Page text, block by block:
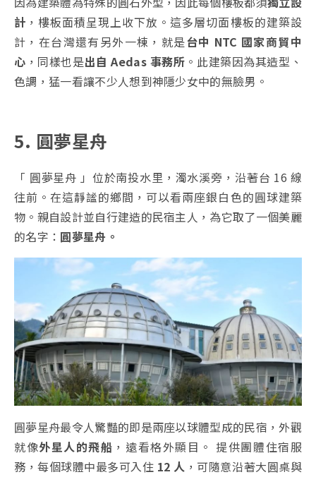
計 ，樓板面積呈現上收下放。這多層切面樓板的建築設
計，在台灣還有另外一棟，就是台中 NTC 國家商貿中
心 ，同樣也是出自 Aedas 事務所 。此建築因為其造型、
色調，猛一看讓不少人想到神隱少女中的無臉男。
5. 圓夢星舟
「 圓夢星舟 」位於南投水里，濁水溪旁，沿著台 16 線
往前。在這靜謐的鄉間，可以看兩座銀白色的圓球建築
物。親自設計並自行建造的民宿主人，為它取了一個美麗
的名字： 圓夢星舟。
圓夢星舟最令人驚豔的即是兩座以球體型成的民宿，外觀
就像外星人的飛船 ，遠看格外顯目。 提供團體住宿服
務，每個球體中最多可入住 12 人 ，可隨意沿著大圓桌與